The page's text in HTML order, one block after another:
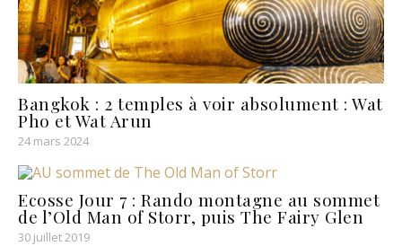
Bangkok : 2 temples à voir absolument : Wat
Pho et Wat Arun
24 mars 2024
Ecosse Jour 7 : Rando montagne au sommet
de l’Old Man of Storr, puis The Fairy Glen
30 juillet 2019